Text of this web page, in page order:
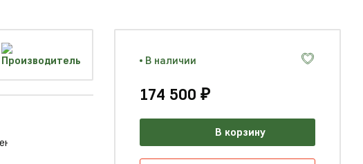
В наличии
174 500 ₽
В корзину